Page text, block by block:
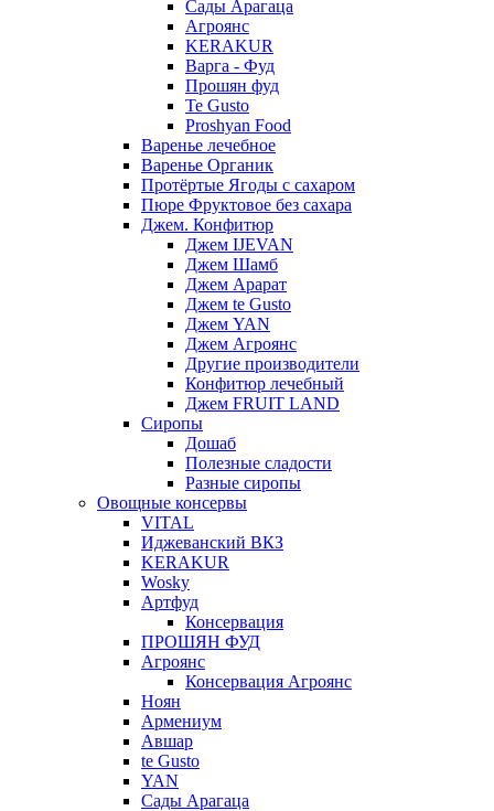
Сады Арагаца
Агроянс
KERAKUR
Варга - Фуд
Прошян фуд
Te Gusto
Proshyan Food
Варенье лечебное
Варенье Органик
Протёртые Ягоды с сахаром
Пюре Фруктовое без сахара
Джем. Конфитюр
Джем IJEVAN
Джем Шамб
Джем Арарат
Джем te Gusto
Джем YAN
Джем Агроянс
Другие производители
Конфитюр лечебный
Джем FRUIT LAND
Сиропы
Дошаб
Полезные сладости
Разные сиропы
Овощные консервы
VITAL
Иджеванский ВКЗ
KERAKUR
Wosky
Артфуд
Консервация
ПРОШЯН ФУД
Агроянс
Консервация Агроянс
Ноян
Армениум
Авшар
te Gusto
YAN
Сады Арагаца